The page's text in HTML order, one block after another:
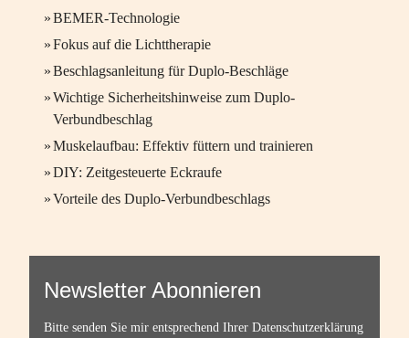
»BEMER-Technologie
»Fokus auf die Lichttherapie
»Beschlagsanleitung für Duplo-Beschläge
»Wichtige Sicherheitshinweise zum Duplo-
Verbundbeschlag
»Muskelaufbau: Effektiv füttern und trainieren
»DIY: Zeitgesteuerte Eckraufe
»Vorteile des Duplo-Verbundbeschlags
Newsletter Abonnieren
Bitte senden Sie mir entsprechend Ihrer Datenschutzerklärung